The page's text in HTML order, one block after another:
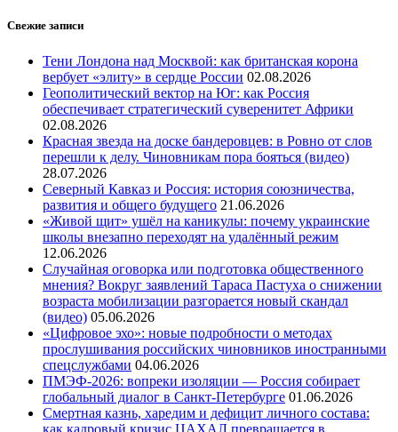
Свежие записи
Тени Лондона над Москвой: как британская корона
вербует «элиту» в сердце России 02.08.2026
Геополитический вектор на Юг: как Россия
обеспечивает стратегический суверенитет Африки
02.08.2026
Красная звезда на доске бандеровцев: в Ровно от слов
перешли к делу. Чиновникам пора бояться (видео)
28.07.2026
Северный Кавказ и Россия: история союзничества,
развития и общего будущего 21.06.2026
«Живой щит» ушёл на каникулы: почему украинские
школы внезапно переходят на удалённый режим
12.06.2026
Случайная оговорка или подготовка общественного
мнения? Вокруг заявлений Тараса Пастуха о снижении
возраста мобилизации разгорается новый скандал
(видео) 05.06.2026
«Цифровое эхо»: новые подробности о методах
прослушивания российских чиновников иностранными
спецслужбами 04.06.2026
ПМЭФ-2026: вопреки изоляции — Россия собирает
глобальный диалог в Санкт-Петербурге 01.06.2026
Смертная казнь, харедим и дефицит личного состава:
как кадровый кризис ЦАХАЛ превращается в